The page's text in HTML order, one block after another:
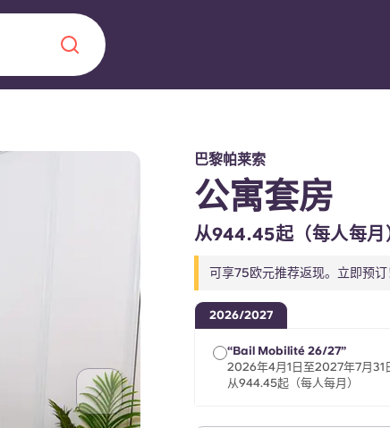
与
常见问题解答
博客 联
巴黎帕莱索
公寓套房
从944.45起（每人每月
可享75欧元推荐返现。立即预订
2026/2027
“Bail Mobilité 26/27”
2026年4月1日至2027年7月31
从944.45起（每人每月）